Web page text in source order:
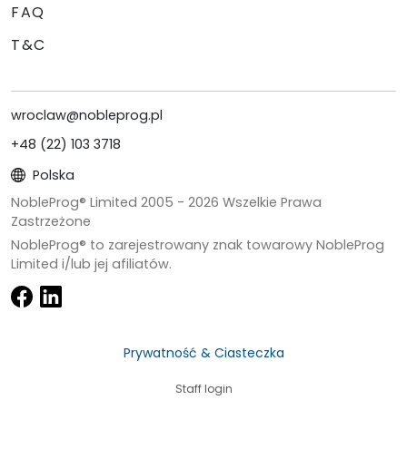
FAQ
T&C
wroclaw@nobleprog.pl
+48 (22) 103 3718
Polska
NobleProg® Limited 2005 - 2026 Wszelkie Prawa
Zastrzeżone
NobleProg® to zarejestrowany znak towarowy NobleProg
Limited i/lub jej afiliatów.
Prywatność & Ciasteczka
Staff login